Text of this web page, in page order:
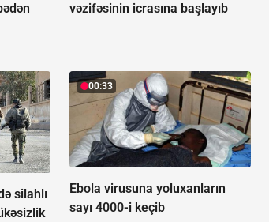
vəzifəsinin icrasına başlayıb
silahlı
00:33
Ebola virusuna yoluxanların
sayı 4000-i keçib